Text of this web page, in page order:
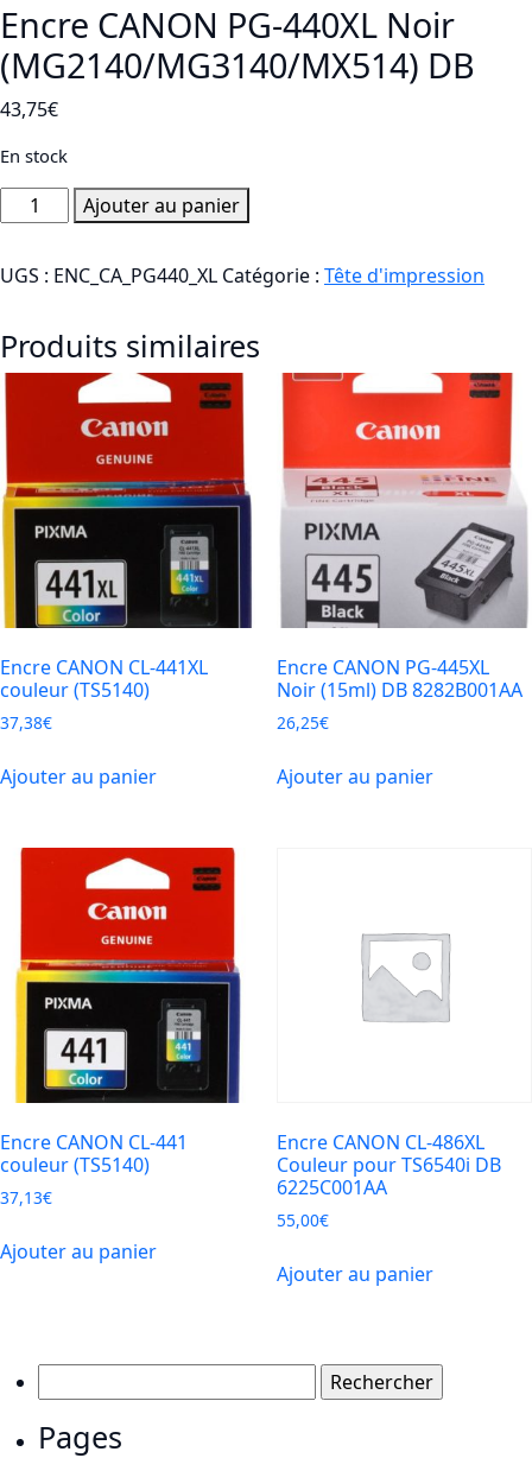
Encre CANON PG-440XL Noir
(MG2140/MG3140/MX514) DB
43,75€
En stock
quantité
de
CANON
440XL
Noir
(MG2140/MG3140/MX514)
DB
Ajouter au panier
UGS : ENC_CA_PG440_XL Catégorie : Tête d'impression
Produits similaires
Encre CANON CL-441XL
couleur (TS5140)
37,38€
Ajouter au panier
Encre CANON PG-445XL
Noir (15ml) DB 8282B001AA
26,25€
Ajouter au panier
Encre CANON CL-441
couleur (TS5140)
37,13€
Ajouter au panier
Encre CANON CL-486XL
Couleur pour TS6540i DB
6225C001AA
55,00€
Ajouter au panier
Pages